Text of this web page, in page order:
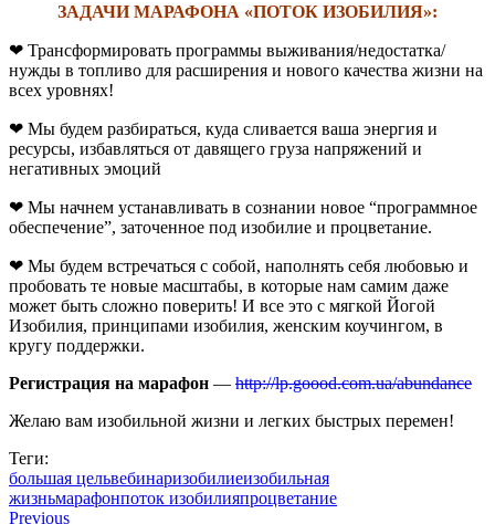
ЗАДАЧИ МАРАФОНА «ПОТОК ИЗОБИЛИЯ»:
❤ Трансформировать программы выживания/недостатка/
нужды в топливо для расширения и нового качества жизни на
всех уровнях!
❤ Мы будем разбираться, куда сливается ваша энергия и
ресурсы, избавляться от давящего груза напряжений и
негативных эмоций
❤ Мы начнем устанавливать в сознании новое “программное
обеспечение”, заточенное под изобилие и процветание.
❤ Мы будем встречаться с собой, наполнять себя любовью и
пробовать те новые масштабы, в которые нам самим даже
может быть сложно поверить! И все это с мягкой Йогой
Изобилия, принципами изобилия, женским коучингом, в
кругу поддержки.
Регистрация на марафон — http://lp.goood.com.ua/abundance
Желаю вам изобильной жизни и легких быстрых перемен!
Теги:
большая цельвебинаризобилиеизобильная
жизньмарафонпоток изобилияпроцветание
Previous